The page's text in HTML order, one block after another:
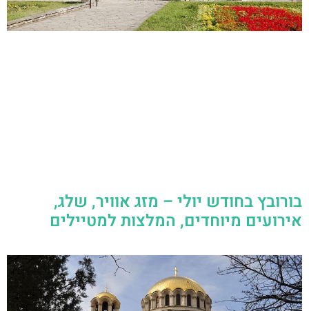
בורובץ בחודש יולי – מזג אוויר, שלג,
אירועים מיוחדים, המלצות למטיילים